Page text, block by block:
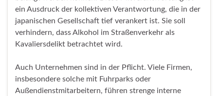
ein Ausdruck der kollektiven Verantwortung, die in der
japanischen Gesellschaft tief verankert ist. Sie soll
verhindern, dass Alkohol im Straßenverkehr als
Kavaliersdelikt betrachtet wird.
Auch Unternehmen sind in der Pflicht. Viele Firmen,
insbesondere solche mit Fuhrparks oder
Außendienstmitarbeitern, führen strenge interne